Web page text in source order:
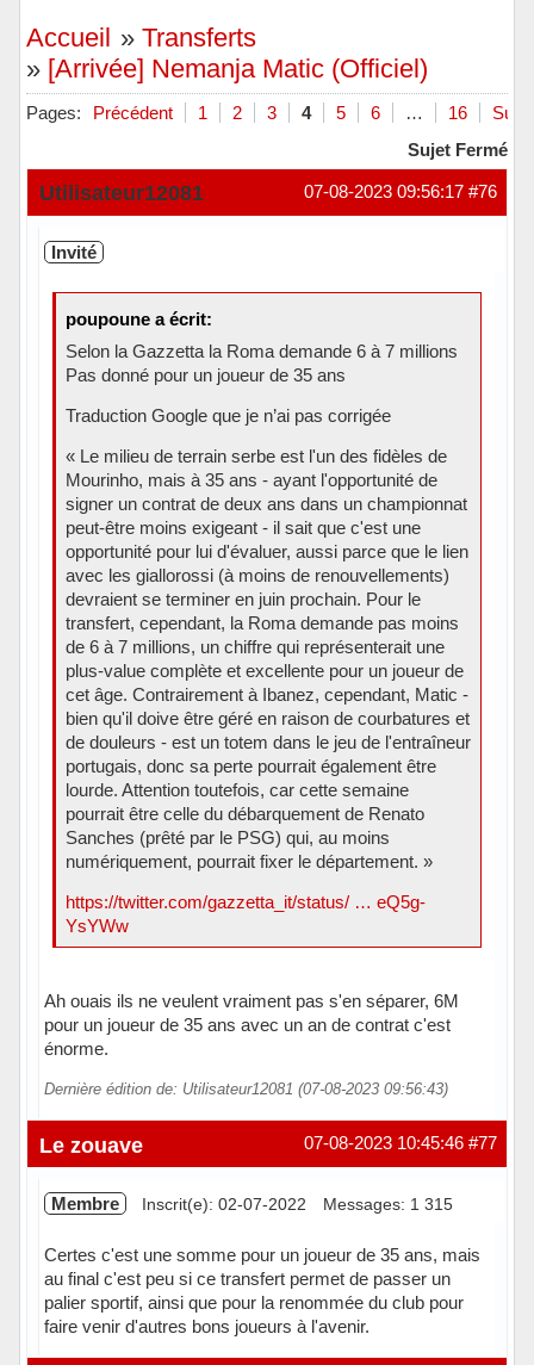
Accueil »Transferts
» [Arrivée] Nemanja Matic (Officiel)
Pages: Précédent 1 2 3 4 5 6 … 16
Sujet Fermé
#76
07-08-2023 09:56:17
Utilisateur12081
Invité
poupoune a écrit:
Selon la Gazzetta la Roma demande 6 à 7 millions
Pas donné pour un joueur de 35 ans
Traduction Google que je n’ai pas corrigée
« Le milieu de terrain serbe est l'un des fidèles de
Mourinho, mais à 35 ans - ayant l'opportunité de
signer un contrat de deux ans dans un championnat
peut-être moins exigeant - il sait que c'est une
opportunité pour lui d'évaluer, aussi parce que le lien
avec les giallorossi (à moins de renouvellements)
devraient se terminer en juin prochain. Pour le
transfert, cependant, la Roma demande pas moins
de 6 à 7 millions, un chiffre qui représenterait une
plus-value complète et excellente pour un joueur de
cet âge. Contrairement à Ibanez, cependant, Matic -
bien qu'il doive être géré en raison de courbatures et
de douleurs - est un totem dans le jeu de l'entraîneur
portugais, donc sa perte pourrait également être
lourde. Attention toutefois, car cette semaine
pourrait être celle du débarquement de Renato
Sanches (prêté par le PSG) qui, au moins
numériquement, pourrait fixer le département. »
https://twitter.com/gazzetta_it/status/ … eQ5g-
YsYWw
Ah ouais ils ne veulent vraiment pas s'en séparer, 6M
pour un joueur de 35 ans avec un an de contrat c'est
énorme.
Dernière édition de: Utilisateur12081 (07-08-2023 09:56:43)
#77
07-08-2023 10:45:46
Le zouave
Membre Inscrit(e): 02-07-2022 Messages: 1 315
Certes c'est une somme pour un joueur de 35 ans, mais
au final c'est peu si ce transfert permet de passer un
palier sportif, ainsi que pour la renommée du club pour
faire venir d'autres bons joueurs à l'avenir.